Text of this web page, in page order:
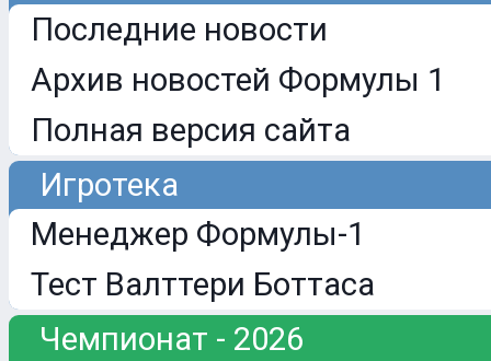
Последние новости
Архив новостей Формулы 1
Полная версия сайта
Игротека
Менеджер Формулы-1
Тест Валттери Боттаса
Чемпионат - 2026